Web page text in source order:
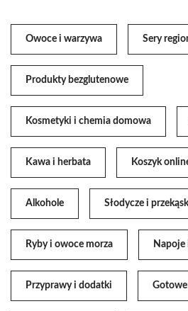
Owoce i warzywa Sery
Produkty bezglutenowe
Kosmetyki i chemia domowa
Kawa i herbata Koszyk
Alkohole Słodycze i
Ryby i owoce morza Napoje
Przyprawy i dodatki